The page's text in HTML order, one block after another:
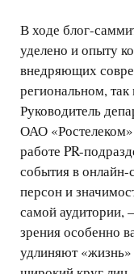
В ходе блог-
уделено и опыту
внедряющих
региональном,
Руководитель
ОАО «Ростелеком»
работе PR-
события в онлайн-
персон и
самой аудитории,
зрения особенно
удлиняют «жизнь»